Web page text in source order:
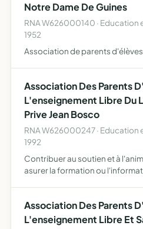
Notre Dame De Guines
RNA W626000140 · Education
1952
Association de parents d'élèves
Association Des Parents
L'enseignement Libre Du
Prive Jean Bosco
RNA W626000247 · Education
1992
Contribuer au soutien et à
asurer la formation ou
Association Des Parents
L'enseignement Libre Et